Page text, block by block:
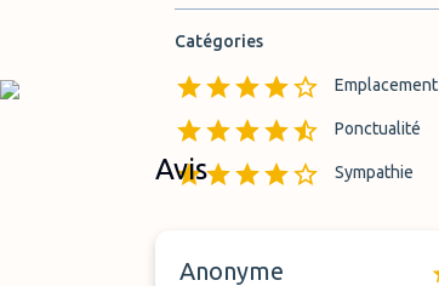
Catégories
Emplacement
Ponctualité
Sympathie
Avis
Anonyme